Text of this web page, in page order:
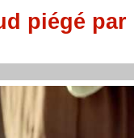
piégé par